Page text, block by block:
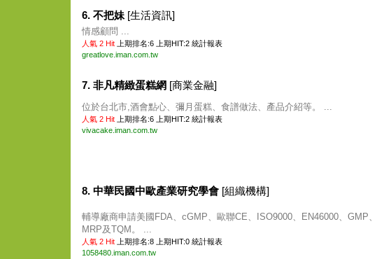
6. 不把妹 [生活資訊]
情感顧問 ...
人氣 2 Hit 上期排名:6 上期HIT:2 統計報表
greatlove.iman.com.tw
7. 非凡精緻蛋糕網 [商業金融]
位於台北市,酒會點心、彌月蛋糕、食譜做法、產品介紹等。 ...
人氣 2 Hit 上期排名:6 上期HIT:2 統計報表
vivacake.iman.com.tw
8. 中華民國中歐產業研究學會 [組織機構]
輔導廠商申請美國FDA、cGMP、歐聯CE、ISO9000、EN46000、GMP、
MRP及TQM。 ...
人氣 2 Hit 上期排名:8 上期HIT:0 統計報表
1058480.iman.com.tw